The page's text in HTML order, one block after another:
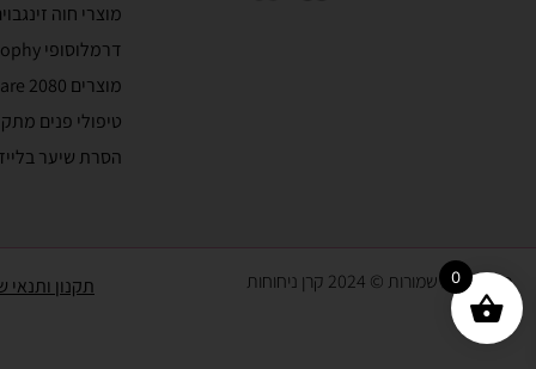
מוצרי חוה
דרמלוסופי Dermalosophy
מוצרים 2080 skincare
טיפולי פנים
הסרת שיער
כל הזכויות שמורות © 2024 קרן ניחוחות תקנון ותנאי 0